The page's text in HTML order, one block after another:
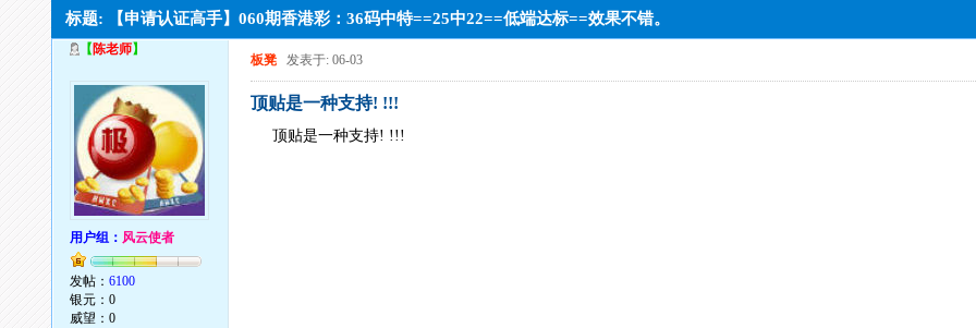
标题: 【申请认证高手】060期香港彩：36码中特==25中22==低端达标==效果不错。
【 陈老师】
用户组： 风云使者
发帖：6100
银元：0
威望：0
板凳 发表于: 06-03
顶贴是一种支持! !!!
顶贴是一种支持! !!!